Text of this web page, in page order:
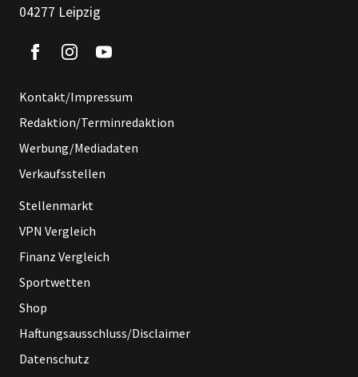
04277 Leipzig
Kontakt/Impressum
Redaktion/Terminredaktion
Werbung/Mediadaten
Verkaufsstellen
Stellenmarkt
VPN Vergleich
Finanz Vergleich
Sportwetten
Shop
Haftungsausschluss/Disclaimer
Datenschutz